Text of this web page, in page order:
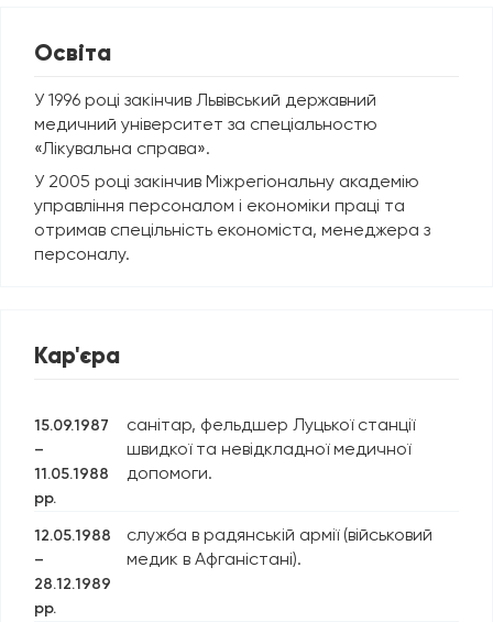
Освіта
У 1996 році закінчив Львівський державний
медичний університет за спеціальностю
«Лікувальна справа».
У 2005 році закінчив Міжрегіональну академію
управління персоналом і економіки праці та
отримав спецільність економіста, менеджера з
персоналу.
Кар'єра
15.09.1987
–
11.05.1988
рр.
санітар, фельдшер Луцької станції
швидкої та невідкладної медичної
допомоги.
12.05.1988
–
28.12.1989
рр.
служба в радянській армії (військовий
медик в Афганістані).